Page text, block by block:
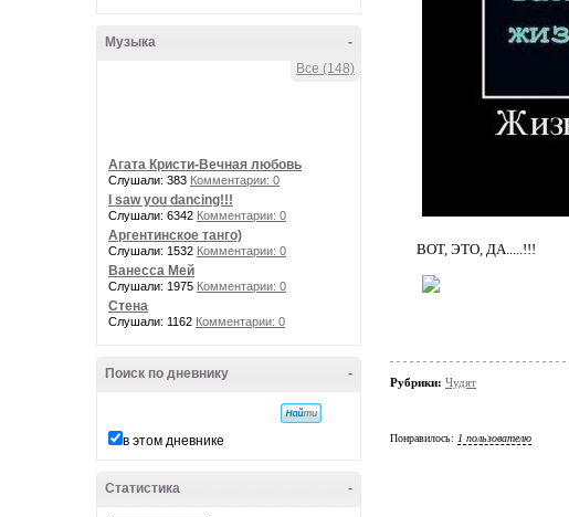
-
Музыка
Все (148)
Агата Кристи-Вечная любовь
Слушали: 383 Комментарии: 0
I saw you dancing!!!
Слушали: 6342 Комментарии: 0
Аргентинское танго)
Слушали: 1532 Комментарии: 0
Ванесса Мей
Слушали: 1975 Комментарии: 0
Стена
Слушали: 1162 Комментарии: 0
-
Поиск по дневнику
в этом дневнике
-
Статистика
ВОТ, ЭТО, ДА.....!!!
Рубрики: Чудят
Понравилось: 1 пользователю